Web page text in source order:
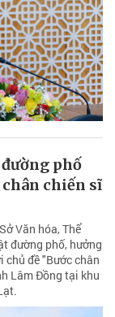
phố
chiến sĩ
Văn hóa, Thể
đường phố, hưởng
đề "Bước chân
Lâm Đồng tại khu